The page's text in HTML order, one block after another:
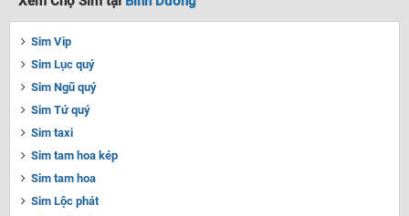
Sim Vip
Sim Lục quý
Sim Ngũ quý
Sim Tứ quý
Sim taxi
Sim tam hoa kép
Sim tam hoa
Sim Lộc phát